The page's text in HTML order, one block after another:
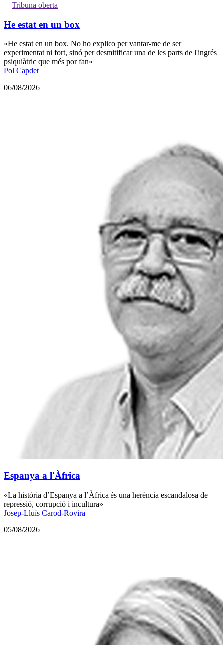
Tribuna oberta
He estat en un box
«He estat en un box. No ho explico per vantar-me de ser
experimentat ni fort, sinó per desmitificar una de les parts de l'ingrés
psiquiàtric que més por fan»
Pol Capdet
06/08/2026
Espanya a l'Àfrica
«La història d’Espanya a l’Àfrica és una herència escandalosa de
repressió, corrupció i incultura»
Josep-Lluís Carod-Rovira
05/08/2026